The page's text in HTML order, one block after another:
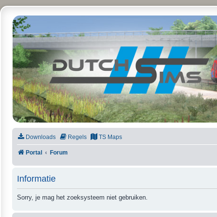
DutchSims
Downloads Regels TS Maps
Portal Forum
Informatie
Sorry, je mag het zoeksysteem niet gebruiken.